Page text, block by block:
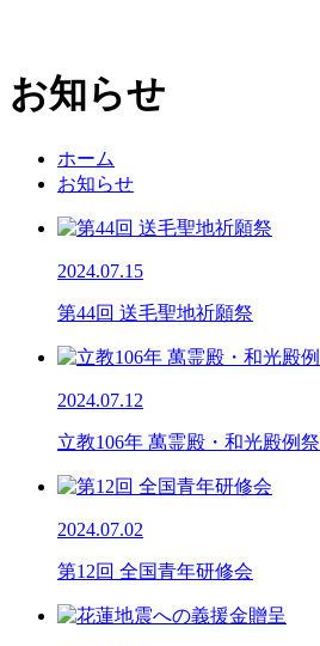
お知らせ
ホーム
お知らせ
2024.07.15
第44回 送毛聖地祈願祭
2024.07.12
立教106年 萬霊殿・和光殿例祭
2024.07.02
第12回 全国青年研修会